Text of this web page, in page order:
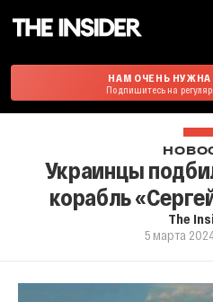
НАМ ОЧЕНЬ
Подпишитесь на
Украинцы
корабль
The
5 марта